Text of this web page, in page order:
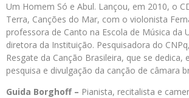
Um Homem Só e Abul. Lançou, em 2010, o
Terra, Canções do Mar, com o violonista
professora de Canto na Escola de Música da
diretora da Instituição. Pesquisadora do
Resgate da Canção Brasileira, que se dedica,
pesquisa e divulgação da canção de câmara
Guida Borghoff – Pianista, recitalista e